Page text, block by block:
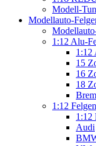
Modell-
Modellauto-
1:12 Alu-
1:12
15
16
18
1:12
1:12
Audi